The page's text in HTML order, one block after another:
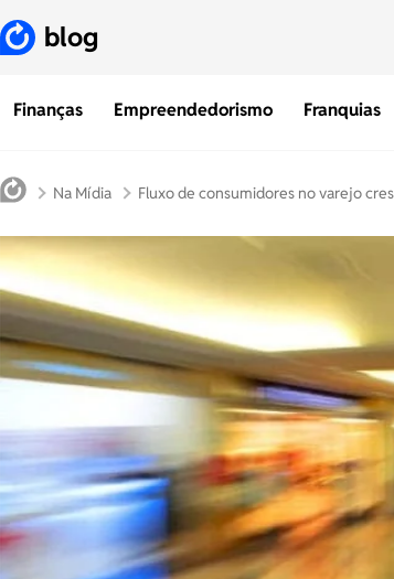
Finanças Empreendedorismo Franquias
blog
Na Mídia Fluxo de consumidores no varejo